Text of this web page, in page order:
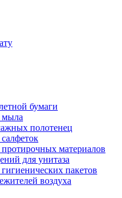
бумаги
мыла
полотенец
материалов
для унитаза
пакетов
воздуха